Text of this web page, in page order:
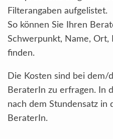
Filterangaben aufgelistet.
So können Sie Ihren
Schwerpunkt, Name, Ort,
finden.
Die Kosten sind bei dem/
BeraterIn zu erfragen. In
nach dem Stundensatz
BeraterIn.